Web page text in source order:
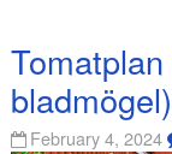
bladmögel)
February 4, 2024